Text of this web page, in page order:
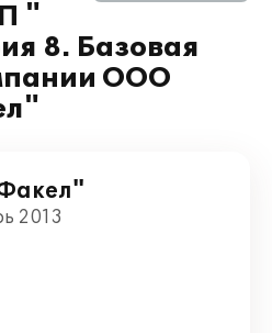
"
8. Базовая
ООО
2013